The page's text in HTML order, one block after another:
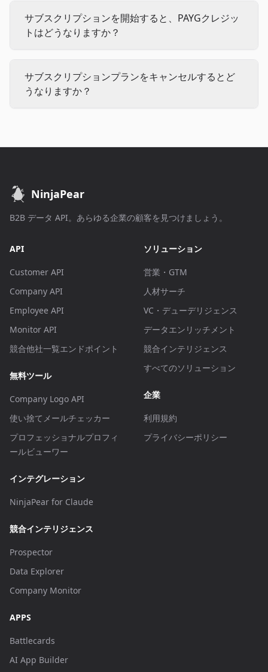
サブスクリプションを開始すると、PAYGクレジッ
トはどうなりますか？
サブスクリプションプランをキャンセルするとど
うなりますか？
NinjaPear
B2B データ API。あらゆる企業の顧客を見つけましょう。
API
Customer API
Company API
Employee API
Monitor API
競合他社一覧エンドポイント
無料ツール
Company Logo API
使い捨てメールチェッカー
プロフェッショナルプロフィ
ールビューワー
インテグレーション
NinjaPear for Claude
競合インテリジェンス
Prospector
Data Explorer
Company Monitor
APPS
Battlecards
AI App Builder
ソリューション
営業・GTM
人材サーチ
VC・デューデリジェンス
データエンリッチメント
競合インテリジェンス
すべてのソリューション
企業
利用規約
プライバシーポリシー